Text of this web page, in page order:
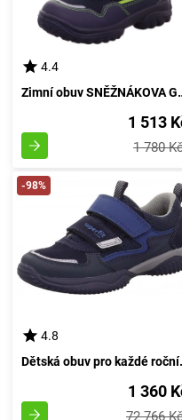
4.4
Zimní obuv
1 513
1 780
-98%
4.8
Dětská obuv pro
1 360
72 766